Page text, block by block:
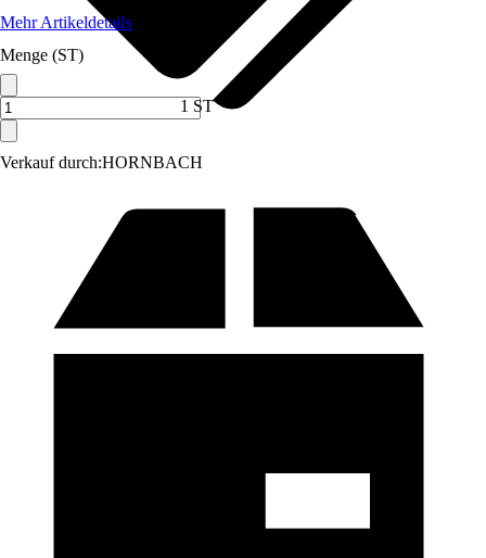
Verkauf durch:HORNBACH
Mehr Artikeldetails
Menge (ST)
1 ST